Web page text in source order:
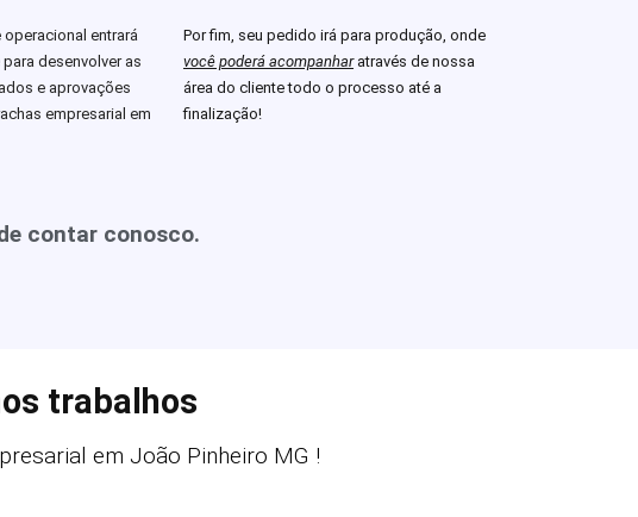
entrará
desenvolver as
e aprovações
empresarial em
Por fim, seu pedido irá para produção, onde
você poderá acompanharatravés de nossa
área do cliente todo o processo até a
finalização!
contar conosco.
trabalhos
em João Pinheiro MG !